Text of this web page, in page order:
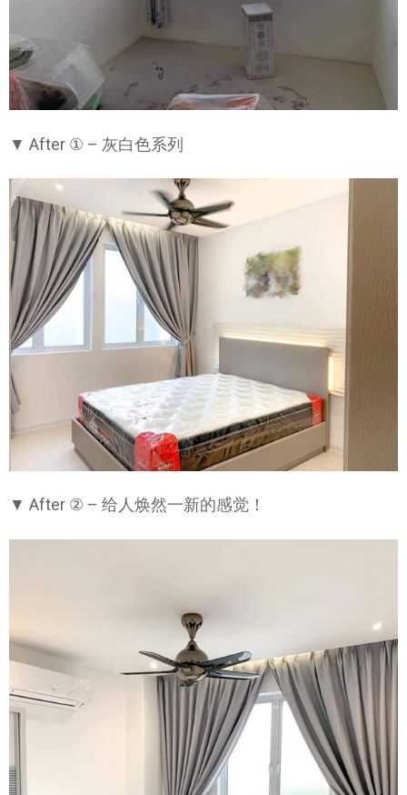
▼ After ① – 灰白色系列
▼ After ② – 给人焕然一新的感觉！